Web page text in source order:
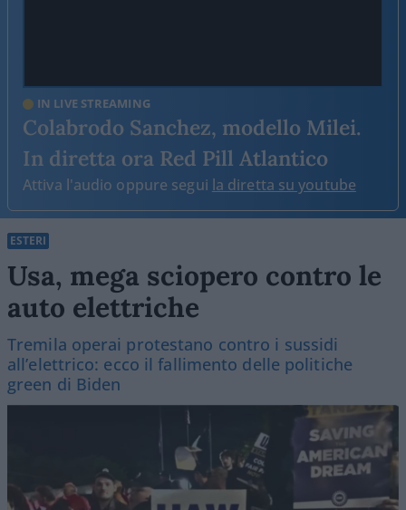
IN LIVE STREAMING
Colabrodo Sanchez, modello Milei.
In diretta ora Red Pill Atlantico
Attiva l'audio oppure segui la diretta su youtube
ESTERI
Usa, mega sciopero contro le
auto elettriche
Tremila operai protestano contro i sussidi
all’elettrico: ecco il fallimento delle politiche
green di Biden